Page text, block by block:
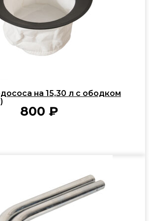
на 15,30 л с ободком
800 ₽